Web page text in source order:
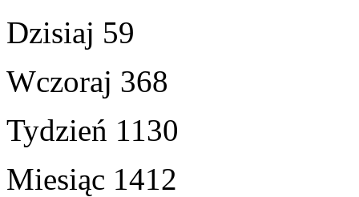
Dzisiaj 59
Wczoraj 368
Tydzień 1130
Miesiąc 1412